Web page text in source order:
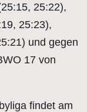
25:22),
25:23),
und gegen
17 von
findet am